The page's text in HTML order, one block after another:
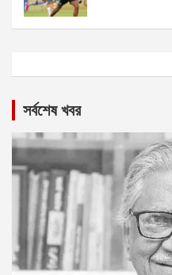
সর্বশেষ খবর